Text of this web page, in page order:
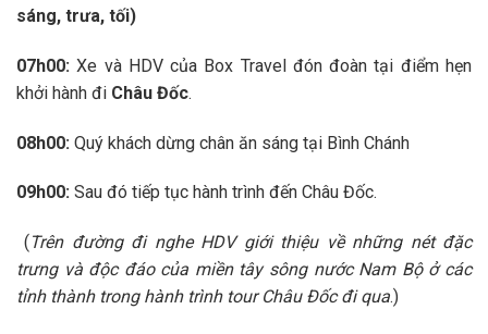
sáng, trưa, tối)
07h00: Xe và HDV của Box Travel đón đoàn tại điểm hẹn
khởi hành đi Châu Đốc.
08h00: Quý khách dừng chân ăn sáng tại Bình Chánh
09h00: Sau đó tiếp tục hành trình đến Châu Đốc.
( Trên đường đi nghe HDV giới thiệu về những nét đặc
trưng và độc đáo của miền tây sông nước Nam Bộ ở các
tỉnh thành trong hành trình tour Châu Đốc đi qua.)